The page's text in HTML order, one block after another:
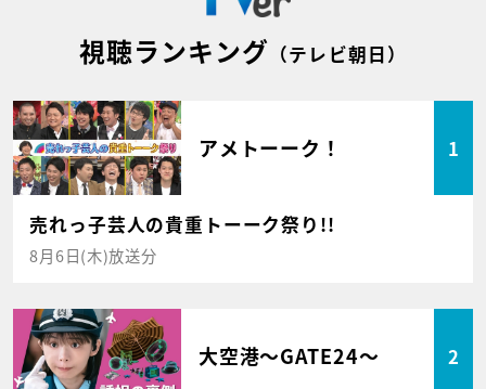
視聴ランキング （テレビ朝日）
アメトーーク！ 1
売れっ子芸人の貴重トーーク祭り!!
8月6日(木)放送分
大空港～GATE24～ 2